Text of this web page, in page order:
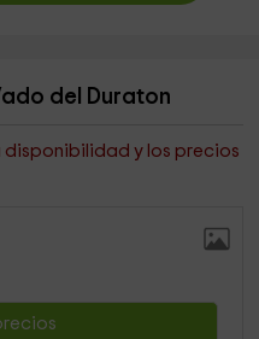
del Duraton
disponibilidad y los precios